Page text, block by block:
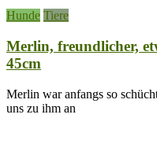
Hunde Tiere
Merlin, freundlicher,
45cm
Merlin war anfangs so
uns zu ihm an